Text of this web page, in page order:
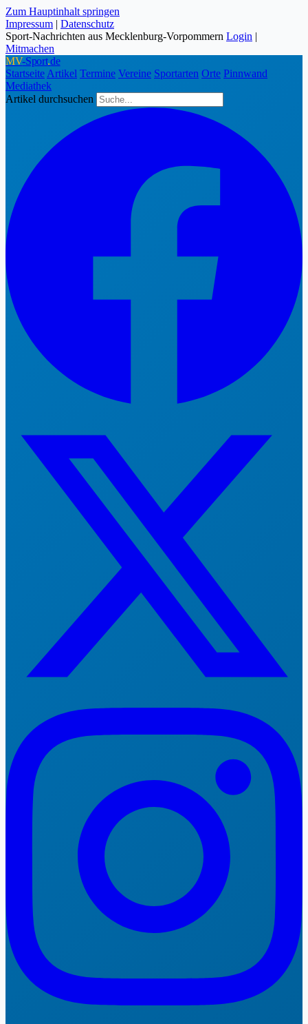
Zum Hauptinhalt springen
Impressum | Datenschutz
Sport-Nachrichten aus Mecklenburg-Vorpommern Login |
Mitmachen
MV-Sport.de
Startseite Artikel Termine Vereine Sportarten Orte Pinnwand
Mediathek
Artikel durchsuchen